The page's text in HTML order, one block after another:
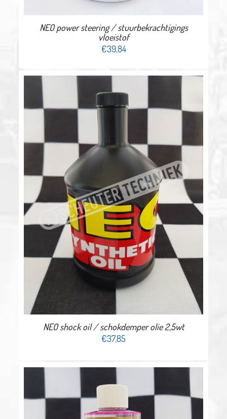
NEO power steering / stuurbekrachtigings
vloeistof
€39,84
NEO shock oil / schokdemper olie 2,5wt
€37,85